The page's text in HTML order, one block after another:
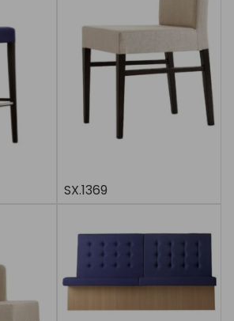
SX.1369